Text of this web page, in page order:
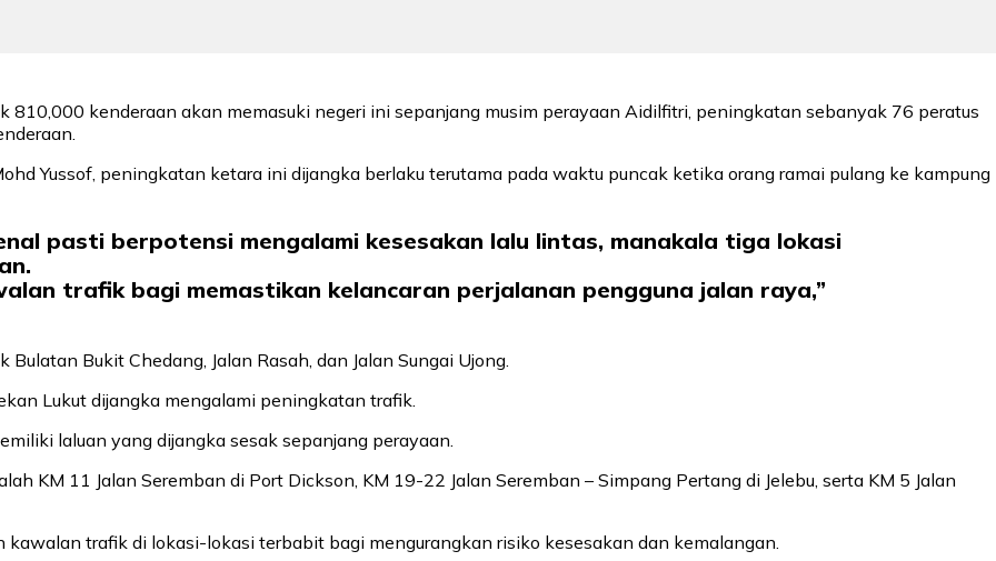
810,000 kenderaan akan memasuki negeri ini sepanjang musim perayaan Aidilfitri, peningkatan sebanyak 76 peratus
Yussof, peningkatan ketara ini dijangka berlaku terutama pada waktu puncak ketika orang ramai pulang ke kampung
pasti berpotensi mengalami kesesakan lalu lintas, manakala tiga lokasi
trafik bagi memastikan kelancaran perjalanan pengguna jalan raya,”
Bukit Chedang, Jalan Rasah, dan Jalan Sungai Ujong.
Lukut dijangka mengalami peningkatan trafik.
laluan yang dijangka sesak sepanjang perayaan.
KM 11 Jalan Seremban di Port Dickson, KM 19-22 Jalan Seremban – Simpang Pertang di Jelebu, serta KM 5 Jalan
trafik di lokasi-lokasi terbabit bagi mengurangkan risiko kesesakan dan kemalangan.